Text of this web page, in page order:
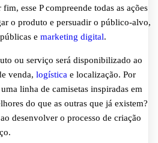
esse P compreende todas as ações
o produto e persuadir o público-alvo,
e marketing digital.
ou serviço será disponibilizado ao
venda, logística e localização. Por
linha de camisetas inspiradas em
do que as outras que já existem?
desenvolver o processo de criação